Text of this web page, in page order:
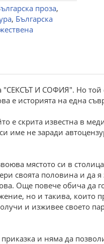
проза,
, Българска
"СЕКСЪТ И СОФИЯ". Но
е историята на една
е скрита известна в
име не заради
мястото си в
своята половина и да
Още повече обича да
но и такива, които
и изживее своето
и няма да